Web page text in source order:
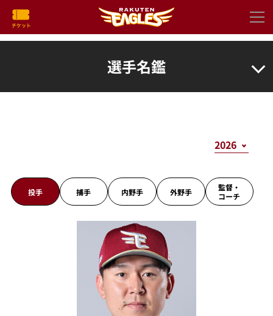
選手名鑑
投手 捕手 内野手 外野手
監督・
コーチ